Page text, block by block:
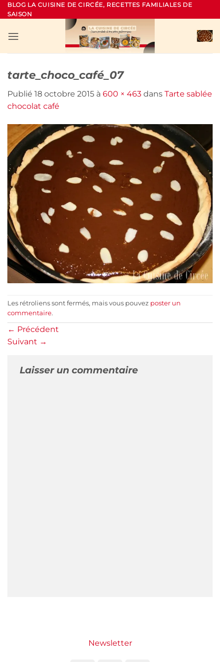
Passer
au
BLOG LA CUISINE DE CIRCÉE, RECETTES FAMILIALES DE
SAISON
tarte_choco_café_07
Publié 18 octobre 2015 à 600 × 463 dans Tarte sablée
chocolat café
Les rétroliens sont fermés, mais vous pouvez poster un
commentaire.
← Précédent
Suivant →
Laisser un commentaire
Newsletter